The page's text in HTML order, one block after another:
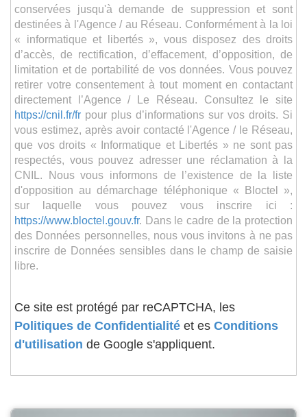
conservées jusqu'à demande de suppression et sont
destinées à l'Agence / au Réseau. Conformément à la loi
« informatique et libertés », vous disposez des droits
d’accès, de rectification, d’effacement, d’opposition, de
limitation et de portabilité de vos données. Vous pouvez
retirer votre consentement à tout moment en contactant
directement l’Agence / Le Réseau. Consultez le site
https://cnil.fr/fr pour plus d’informations sur vos droits. Si
vous estimez, après avoir contacté l'Agence / le Réseau,
que vos droits « Informatique et Libertés » ne sont pas
respectés, vous pouvez adresser une réclamation à la
CNIL. Nous vous informons de l’existence de la liste
d'opposition au démarchage téléphonique « Bloctel »,
sur laquelle vous pouvez vous inscrire ici :
https://www.bloctel.gouv.fr. Dans le cadre de la protection
des Données personnelles, nous vous invitons à ne pas
inscrire de Données sensibles dans le champ de saisie
libre.
Ce site est protégé par reCAPTCHA, les
Politiques de Confidentialité et es Conditions
d'utilisation de Google s'appliquent.